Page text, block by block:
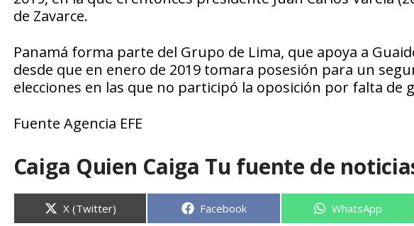
de Zavarce.
Panamá forma parte del Grupo de Lima, que apoya a
desde que en enero de 2019 tomara posesión para un
elecciones en las que no participó la oposición por falta de
Fuente Agencia EFE
Caiga Quien Caiga Tu fuente de
Compartir
en
X (Twitter) Compartir
Facebook Compartir
WhatsApp